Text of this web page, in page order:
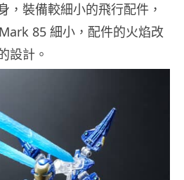
，裝備較細小的飛行配件，
85 細小，配件的火焰改
設計。